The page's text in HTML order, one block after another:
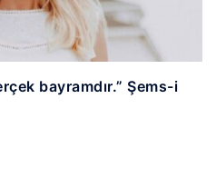
bayramdır.” Şems-i